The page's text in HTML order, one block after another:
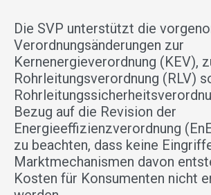
Die SVP unterstützt die
Verordnungsänderungen zur
Kernenergieverordnung (KEV),
Rohrleitungsverordnung (RLV)
Bezug auf die Revision der
Energieeffizienzverordnung
zu beachten, dass keine
Marktmechanismen davon
Kosten für Konsumenten nicht